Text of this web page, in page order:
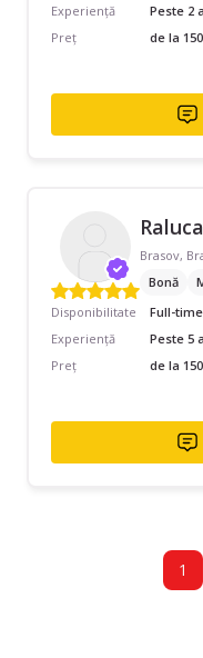
Experiență
Peste 2
Preț
de la
Brasov,
Bonă
Disponibilitate
Full-
Experiență
Peste 5
Preț
de la
1